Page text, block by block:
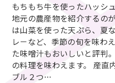
もちもち牛を使ったハッシ
地元の農産物を紹介するの
は山菜を使った天ぷら、夏
レ－など、季節の旬を味わ
た味噌汁もおいしいと評判
の料理を味わえます。 産直
ブル２つ…